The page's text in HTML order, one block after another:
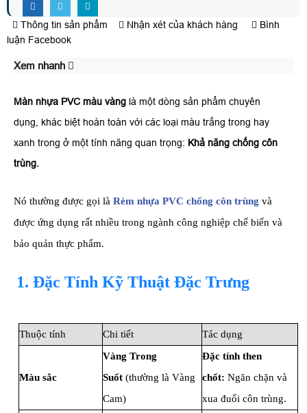
Thông tin sản phẩm Nhận xét của khách hàng
Bình
luận Facebook
Xem nhanh
Màn nhựa PVC màu vàng là một dòng sản phẩm chuyên
dụng, khác biệt hoàn toàn với các loại màu trắng trong hay
xanh trong ở một tính năng quan trọng: Khả năng chống côn
trùng.
Nó thường được gọi là Rèm nhựa PVC chống côn trùng và
được ứng dụng rất nhiều trong ngành công nghiệp chế biến và
bảo quản thực phẩm.
1. Đặc Tính Kỹ Thuật Đặc Trưng
Thuộc tính Chi tiết Tác dụng
Màu sắc
Vàng Trong
Suốt (thường là Vàng
Cam)
Đặc tính then
chốt: Ngăn chặn và
xua đuổi côn trùng.